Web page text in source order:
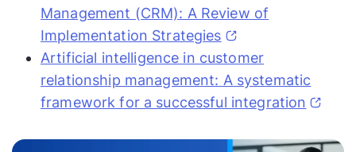
Management (CRM): A Review of
Implementation Strategies
Artificial intelligence in customer
relationship management: A systematic
framework for a successful integration